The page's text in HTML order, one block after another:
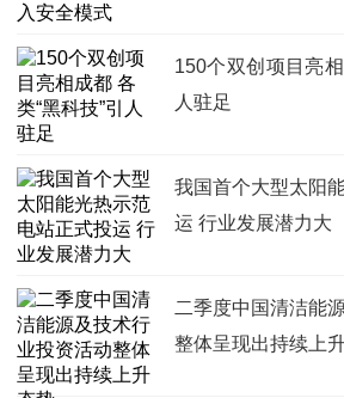
150个双创项目亮相
人驻足
我国首个大型太阳
运 行业发展潜力大
二季度中国清洁能
整体呈现出持续上